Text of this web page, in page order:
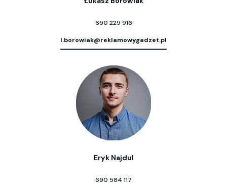
690 229 916
l.borowiak@reklamowygadzet.pl
Eryk Najdul
690 584 117